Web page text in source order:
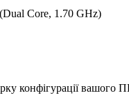
Core, 1.70 GHz)
конфігурації вашого